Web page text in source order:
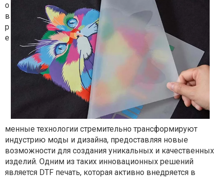
о
в
р
е
менные технологии стремительно трансформируют
индустрию моды и дизайна, предоставляя новые
возможности для создания уникальных и качественных
изделий. Одним из таких инновационных решений
является DTF печать, которая активно внедряется в